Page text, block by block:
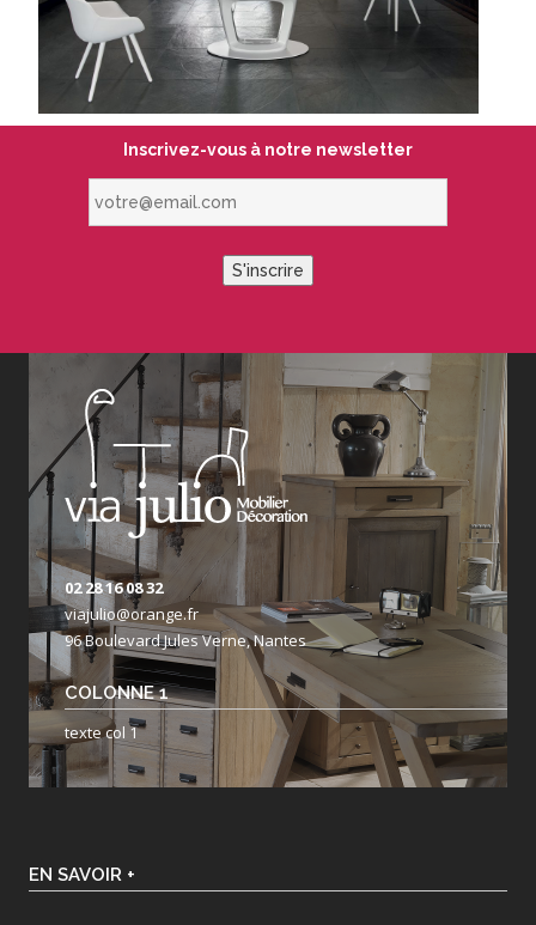
Inscrivez-vous à notre newsletter
S'inscrire
02 28 16 08 32
viajulio@orange.fr
96 Boulevard Jules Verne, Nantes
COLONNE 1
texte col 1
EN SAVOIR +